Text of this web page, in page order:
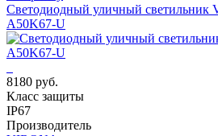
Светодиодный уличный светильник
A50K67-U
8180 руб.
Класс защиты
IP67
Производитель